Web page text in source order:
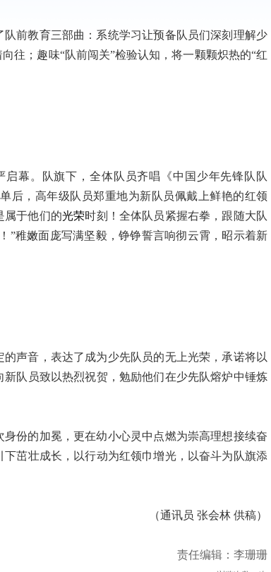
前教育三部曲：系统学习让预备队员们深刻理解少
往；趣味“队前闯关”检验认知，将一颗颗炽热的“红
幕。队旗下，全体队员齐唱《中国少年先锋队队
后，高年级队员郑重地为新队员佩戴上鲜艳的红领
于他们的光荣时刻！全体队员紧握右拳，跟随大队
”稚嫩面庞写满坚毅，铮铮誓言响彻云霄，昭示着新
声音，表达了成为少先队员的无上光荣，承诺将以
队员致以热烈祝贺，勉励他们在少先队熔炉中锤炼
份的加冕，更在幼小心灵中点燃为崇高理想接续奋
茁壮成长，以行动为红领巾增光，以奋斗为队旗添
（通讯员 张会林 供稿）
责任编辑：李珊珊